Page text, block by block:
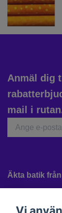
Anmäl dig
mail i
Äkta batik